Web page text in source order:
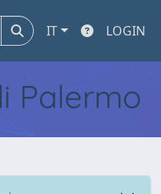
IT LOGIN
Palermo